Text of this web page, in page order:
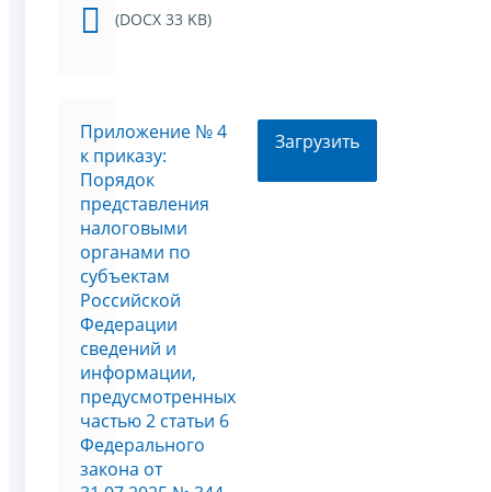
(DOCX 33 KB)
Приложение № 4
к приказу:
Порядок
представления
налоговыми
органами по
субъектам
Российской
Федерации
сведений и
информации,
предусмотренных
частью 2 статьи 6
Федерального
закона от
Загрузить